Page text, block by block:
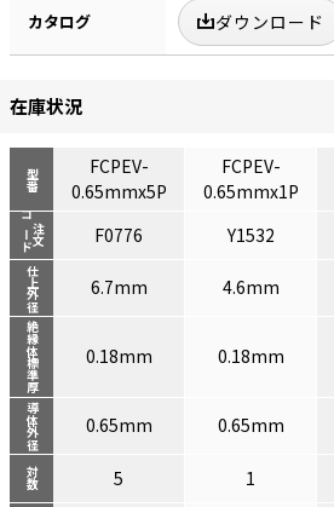
カタログ ダウンロード
在庫状況
型番
注文
コード
仕上外径
絶縁体標準厚
導体外径
対数
FCPEV-
0.65mmx5P
FCPEV-
0.65mmx1P
F0776
Y1532
6.7mm 4.6mm
0.18mm 0.18mm
0.65mm 0.65mm
5 1